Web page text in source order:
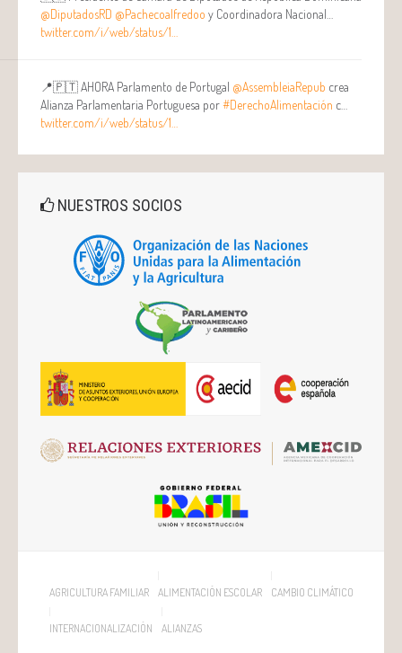
@DiputadosRD @Pachecoalfredoo y Coordinadora Nacional…
twitter.com/i/web/status/1…
📍🇵🇹 AHORA Parlamento de Portugal @AssembleiaRepub crea
Alianza Parlamentaria Portuguesa por#DerechoAlimentación c…
twitter.com/i/web/status/1…
NUESTROS SOCIOS
AGRICULTURA FAMILIAR ALIMENTACIÓN ESCOLAR CAMBIO CLIMÁTICO
INTERNACIONALIZACIÓN ALIANZAS